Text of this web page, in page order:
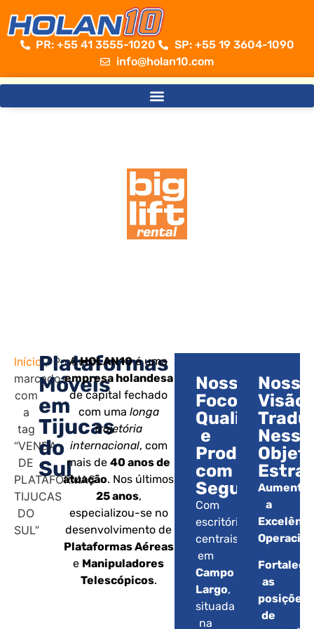
PR: +55 41 3555-1020 ​
SP: +55 19 3604-1090
info@holan10.com
Início / Produtos
marcados
com
a
tag
“VENDA
DE
PLATAFORMAS
TIJUCAS
DO
SUL”
Plataformas
Móveis
em
Tijucas
do
Sul
AHOLAN10é uma
empresa holandesa
de capital fechado
com uma longa
trajetória
internacional, com
mais de40 anos de
atuação. Nos últimos
25 anos,
especializou-se no
desenvolvimento de
Plataformas Aéreas
e Manipuladores
Telescópicos.
Nosso
Foco:
Qualidade
e
com
Segurança.
Com
escritórios
centrais
em
Campo
Largo,
situada
na
Nossa
Visão:
Aumentar
a
as
posições
de